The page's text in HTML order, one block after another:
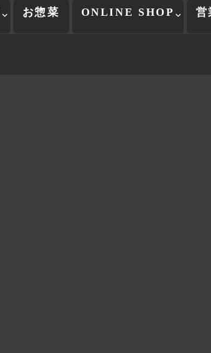
お惣菜 ONLINE SHOP 営